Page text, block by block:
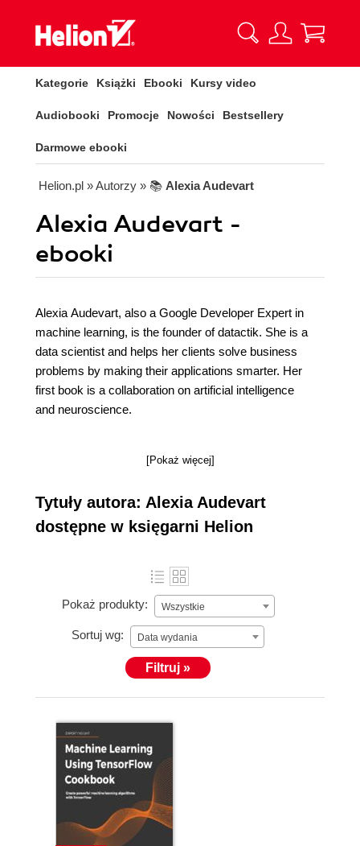
Kategorie Książki Ebooki Kursy video
Audiobooki Promocje Nowości Bestsellery
Darmowe ebooki
Helion.pl » Autorzy » 📚 Alexia Audevart
Alexia Audevart -
ebooki
Alexia Audevart, also a Google Developer Expert in
machine learning, is the founder of datactik. She is a
data scientist and helps her clients solve business
problems by making their applications smarter. Her
first book is a collaboration on artificial intelligence
and neuroscience.
[Pokaż więcej]
Tytuły autora: Alexia Audevart
dostępne w księgarni Helion
Pokaż produkty: Wszystkie
Sortuj wg: Data wydania
Filtruj »